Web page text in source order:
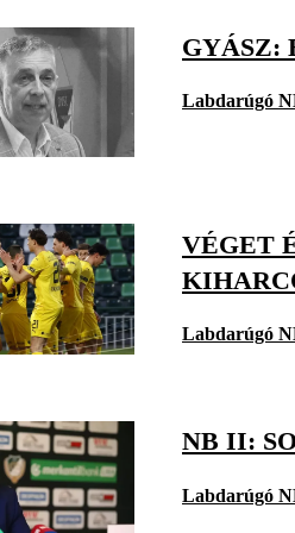
GYÁSZ:
Labdarúgó
VÉGET
Labdarúgó
NB II:
Labdarúgó